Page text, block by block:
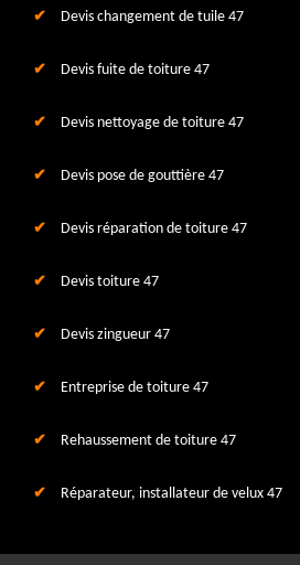
Devis changement de tuile 47
Devis fuite de toiture 47
Devis nettoyage de toiture 47
Devis pose de gouttière 47
Devis réparation de toiture 47
Devis toiture 47
Devis zingueur 47
Entreprise de toiture 47
Rehaussement de toiture 47
Réparateur, installateur de velux 47